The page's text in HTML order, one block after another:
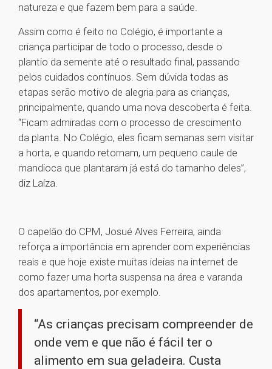
natureza e que fazem bem para a saúde.
Assim como é feito no Colégio, é importante a
criança participar de todo o processo, desde o
plantio da semente até o resultado final, passando
pelos cuidados contínuos. Sem dúvida todas as
etapas serão motivo de alegria para as crianças,
principalmente, quando uma nova descoberta é feita.
“Ficam admiradas com o processo de crescimento
da planta. No Colégio, eles ficam semanas sem visitar
a horta, e quando retornam, um pequeno caule de
mandioca que plantaram já está do tamanho deles”,
diz Laíza.
O capelão do CPM, Josué Alves Ferreira, ainda
reforça a importância em aprender com experiências
reais e que hoje existe muitas ideias na internet de
como fazer uma horta suspensa na área e varanda
dos apartamentos, por exemplo.
“As crianças precisam compreender de
onde vem e que não é fácil ter o
alimento em sua geladeira. Custa